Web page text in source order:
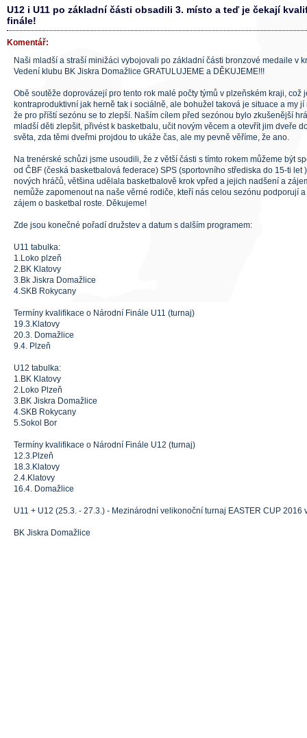
U12 i U11 po základní části obsadili 3. místo a teď je čekají
finále!
Komentář:
Naši mladší a straší minižáci vybojovali po základní části bronzové medaile v
Vedení klubu BK Jiskra Domažlice GRATULUJEME a DĚKUJEME!!!
Obě soutěže doprovázejí pro tento rok malé počty týmů v plzeňském kraji, což
kontraproduktivní jak herně tak i sociálně, ale bohužel taková je situace a my
že pro příští sezónu se to zlepší. Naším cílem před sezónou bylo zkušenější
mladší děti zlepšit, přivést k basketbalu, učit novým věcem a otevřít jim dveře
světa, zda těmi dveřmi projdou to ukáže čas, ale my pevně věříme, že ano.
Na trenérské schůzi jsme usoudili, že z větší části s tímto rokem můžeme být
od ČBF (česká basketbalová federace) SPS (sportovního střediska do 15-ti let
nových hráčů, většina udělala basketbalově krok vpřed a jejich nadšení a
nemůže zapomenout na naše věrné rodiče, kteří nás celou sezónu podporují
zájem o basketbal roste. Děkujeme!
Zde jsou konečné pořadí družstev a datum s dalším programem:
U11 tabulka:
1.Loko plzeň
2.BK Klatovy
3.Bk Jiskra Domažlice
4.SKB Rokycany
Termíny kvalifikace o Národní Finále U11 (turnaj)
19.3.Klatovy
20.3. Domažlice
9.4. Plzeň
U12 tabulka:
1.BK Klatovy
2.Loko Plzeň
3.BK Jiskra Domažlice
4.SKB Rokycany
5.Sokol Bor
Termíny kvalifikace o Národní Finále U12 (turnaj)
12.3.Plzeň
18.3.Klatovy
2.4.Klatovy
16.4. Domažlice
U11 + U12 (25.3. - 27.3.) - Mezinárodní velikonoční turnaj EASTER CUP 2016
BK Jiskra Domažlice